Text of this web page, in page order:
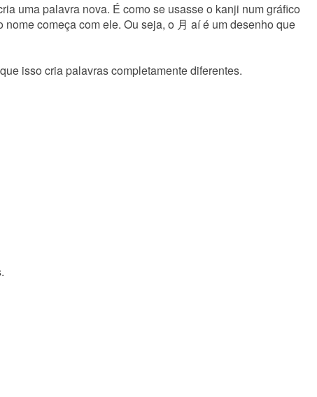
uma palavra nova. É como se usasse o kanji num gráfico
começa com ele. Ou seja, o 月 aí é um desenho que
isso cria palavras completamente diferentes.